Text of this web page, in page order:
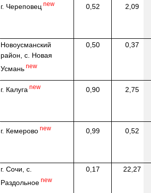
г. Череповец new 0,52 2,09
Новоусманский
район, с. Новая
Усмань new
0,50 0,37
г. Калуга new 0,90 2,75
г. Кемерово new 0,99 0,52
г. Сочи, с.
Раздольное new
0,17 22,27